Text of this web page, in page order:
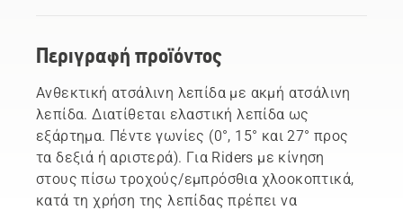
Περιγραφή προϊόντος
Ανθεκτική ατσάλινη λεπίδα με ακμή ατσάλινη
λεπίδα. Διατίθεται ελαστική λεπίδα ως
εξάρτημα. Πέντε γωνίες (0°, 15° και 27° προς
τα δεξιά ή αριστερά). Για Riders με κίνηση
στους πίσω τροχούς/εμπρόσθια χλοοκοπτικά,
κατά τη χρήση της λεπίδας πρέπει να